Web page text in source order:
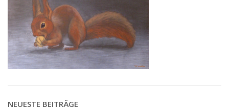
NEUESTE BEITRÄGE